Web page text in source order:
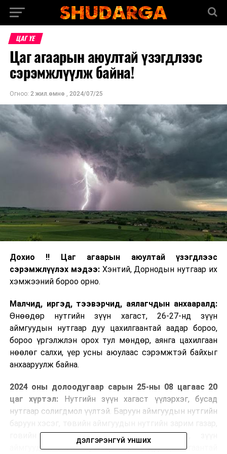
ЦАГ ҮЕ
Цаг агаарын аюултай үзэгдлээс
сэрэмжлүүлж байна!
Огноо: 2 жил.өмнө , 2024/07/25
Дохио !! Цаг агаарын аюултай үзэгдлээс
сэрэмжлүүлэх мэдээ:Хэнтий, Дорнодын нутгаар их
хэмжээний бороо орно.
Малчид, иргэд, тээвэрчид, аялагчдын анхааралд:
Өнөөдөр нутгийн зүүн хагаст, 26-27-нд зүүн
аймгуудын нутгаар дуу цахилгаантай аадар бороо,
бороо үргэлжлэн орох тул мөндөр, аянга цахилгаан
нөөлөг салхи, үер усны аюулаас сэрэмжтэй байхыг
анхааруулж байна.
2024 оны долоодугаар сарын 25-ны 08 цагаас 20
цаг хүртэл: Нутгийн зүүн хагаст үүлэрхэг, бусад
нутгаар солигдмол үүлтэй. Баруун аймгуудын нутгийн
говийн аймгуудын нутгийн хойд хэсэг, зүүн
аймгуудын ихэнх нутгаар бороо, дуу цахилгаантай
ДЭЛГЭРЭНГҮЙ УНШИХ